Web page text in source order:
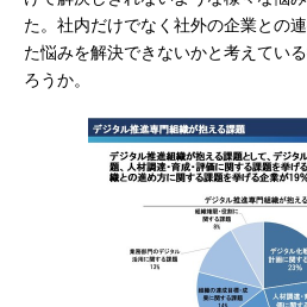
た。社内だけでなく社外の企業との
た悩みを解決できないかと考えてい
ろうか。